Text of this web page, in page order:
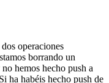
operaciones
borrando un
hemos hecho push a
ha habéis hecho push de